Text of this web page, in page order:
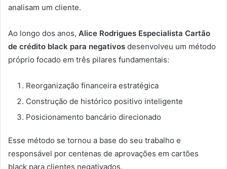
analisam um cliente.
Ao longo dos anos, Alice Rodrigues Especialista Cartão
de crédito black para negativos desenvolveu um método
próprio focado em três pilares fundamentais:
Reorganização financeira estratégica
Construção de histórico positivo inteligente
Posicionamento bancário direcionado
Esse método se tornou a base do seu trabalho e
responsável por centenas de aprovações em cartões
black para clientes negativados.